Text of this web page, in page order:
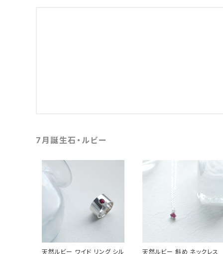
7月誕生石・ルビー
天然ルビー ワイド リング シル 天然ルビー 斜め ネックレス